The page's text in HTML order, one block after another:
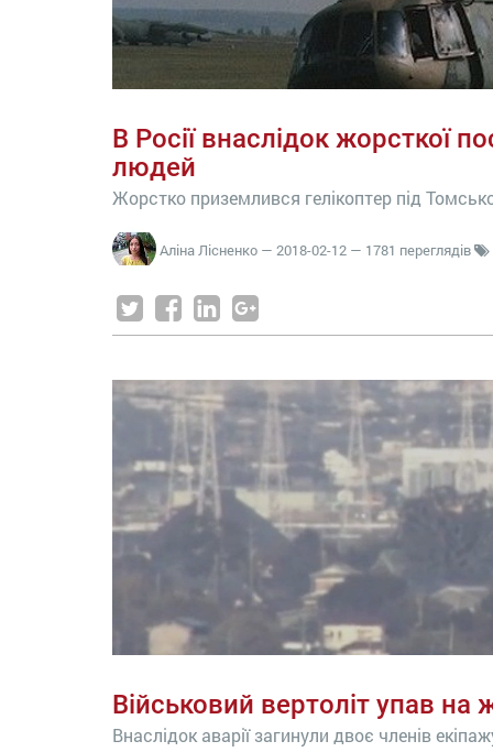
В Росії внаслідок жорсткої
людей
Жорстко приземлився гелікоптер під
Аліна Лісненко — 2018-02-12 — 1781 переглядів
Військовий вертоліт упав на
Внаслідок аварії загинули двоє членів